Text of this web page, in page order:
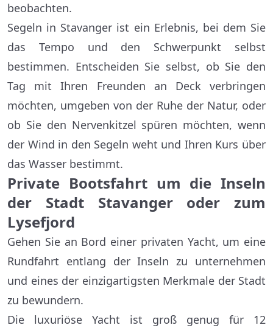
beobachten.
Segeln in Stavanger ist ein Erlebnis, bei dem Sie
das Tempo und den Schwerpunkt selbst
bestimmen. Entscheiden Sie selbst, ob Sie den
Tag mit Ihren Freunden an Deck verbringen
möchten, umgeben von der Ruhe der Natur, oder
ob Sie den Nervenkitzel spüren möchten, wenn
der Wind in den Segeln weht und Ihren Kurs über
das Wasser bestimmt.
Private Bootsfahrt um die Inseln
der Stadt Stavanger oder zum
Lysefjord
Gehen Sie an Bord einer privaten Yacht, um eine
Rundfahrt entlang der Inseln zu unternehmen
und eines der einzigartigsten Merkmale der Stadt
zu bewundern.
Die luxuriöse Yacht ist groß genug für 12